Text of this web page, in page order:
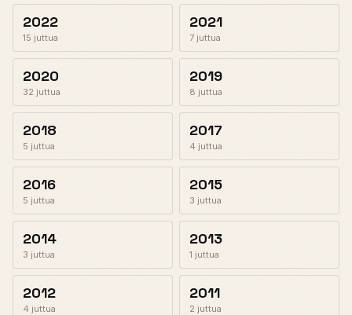
2022
15 juttua
2021
7 juttua
2020
32 juttua
2019
8 juttua
2018
5 juttua
2017
4 juttua
2016
5 juttua
2015
3 juttua
2014
3 juttua
2013
1 juttua
2012
4 juttua
2011
2 juttua